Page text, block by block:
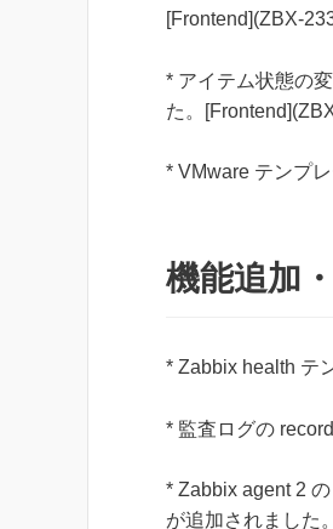
[Frontend](ZBX-
* アイテム状態の
た。
* VMware テンプ
機能追加
* Zabbix health テ
* 監査ログの
* Zabbix agent 2
が追加されました